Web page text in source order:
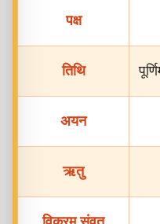
पक्ष
तिथि
अयन
ऋतु